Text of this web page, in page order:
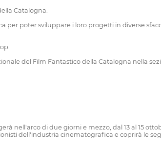
Catalogna.
poter sviluppare i loro progetti in diverse
del Film Fantastico della Catalogna nella
nell'arco di due giorni e mezzo, dal 13 al 15
dell'industria cinematografica e coprirà le